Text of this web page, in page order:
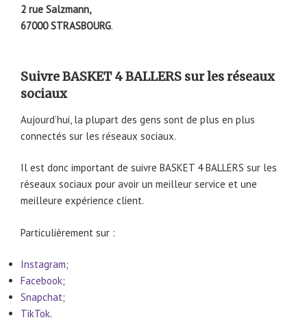
2 rue Salzmann,
67000 STRASBOURG.
Suivre BASKET 4 BALLERS sur les réseaux
sociaux
Aujourd’hui, la plupart des gens sont de plus en plus
connectés sur les réseaux sociaux.
Il est donc important de suivre BASKET 4 BALLERS sur les
réseaux sociaux pour avoir un meilleur service et une
meilleure expérience client.
Particulièrement sur :
Instagram;
Facebook;
Snapchat;
TikTok.